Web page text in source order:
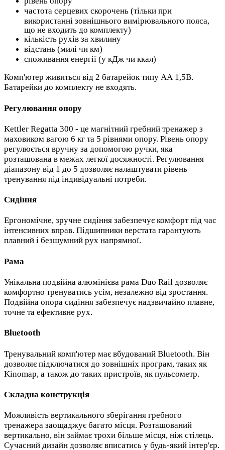
частота серцевих скорочень (тільки при
використанні зовнішнього вимірювального пояса,
що не входить до комплекту)
кількість рухів за хвилину
відстань (милі чи км)
споживання енергії (у кДж чи ккал)
Комп'ютер живиться від 2 батарейок типу АА 1,5В.
Батарейки до комплекту не входять.
Регулювання опору
Kettler Regatta 300 - це магнітний гребний тренажер з
маховиком вагою 6 кг та 5 рівнями опору. Рівень опору
регулюється вручну за допомогою ручки, яка
розташована в межах легкої досяжності. Регулювання
діапазону від 1 до 5 дозволяє налаштувати рівень
тренування під індивідуальні потреби.
Сидіння
Ергономічне, зручне сидіння забезпечує комфорт під час
інтенсивних вправ. Підшипники верстата гарантують
плавний і безшумний рух напрямної.
Рама
Унікальна подвійна алюмінієва рама Duo Rail дозволяє
комфортно тренуватись усім, незалежно від зростання.
Подвійна опора сидіння забезпечує надзвичайно плавне,
точне та ефективне рух.
Bluetooth
Тренувальний комп'ютер має вбудований Bluetooth. Він
дозволяє підключатися до зовнішніх програм, таких як
Kinomap, а також до таких пристроїв, як пульсометр.
Складна конструкція
Можливість вертикального зберігання гребного
тренажера заощаджує багато місця. Розташований
вертикально, він займає трохи більше місця, ніж стілець.
Сучасний дизайн дозволяє вписатись у будь-який інтер'єр.